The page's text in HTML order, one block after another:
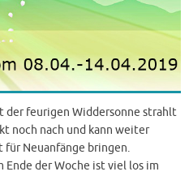
der feurigen Widdersonne strahlt
noch nach und kann weiter
Neuanfänge bringen.
Ende der Woche ist viel los im